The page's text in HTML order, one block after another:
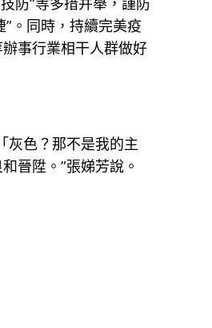
防”等多措并舉，謹防
”。同時，持續完美疫
事行業相干人群做好
色？那不是我的主
晉陞。”張娣芳說。